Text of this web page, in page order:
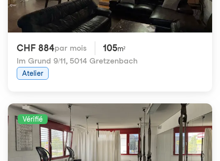
CHF 884par mois 105m²
Im Grund 9/11, 5014 Gretzenbach
Atelier
Vérifié